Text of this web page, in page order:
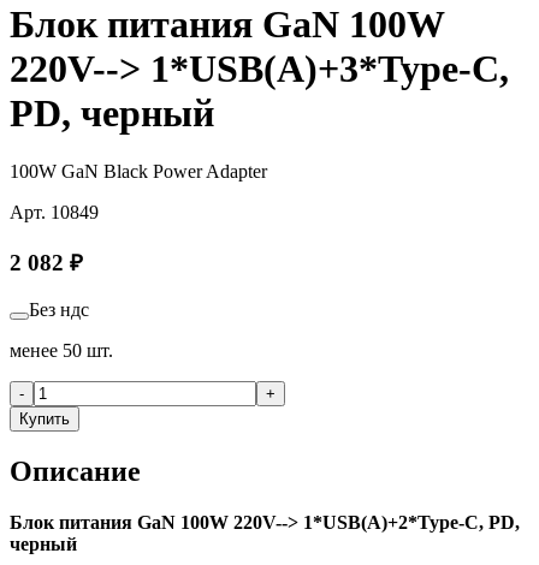
Блок питания GaN 100W
220V--> 1*USB(A)+3*Type-C,
PD, черный
100W GaN Black Power Adapter
Арт. 10849
2 082 ₽
Без ндс
менее 50 шт.
-
+
Купить
Описание
Блок питания GaN 100W 220V--> 1*USB(A)+2*Type-C, PD,
черный